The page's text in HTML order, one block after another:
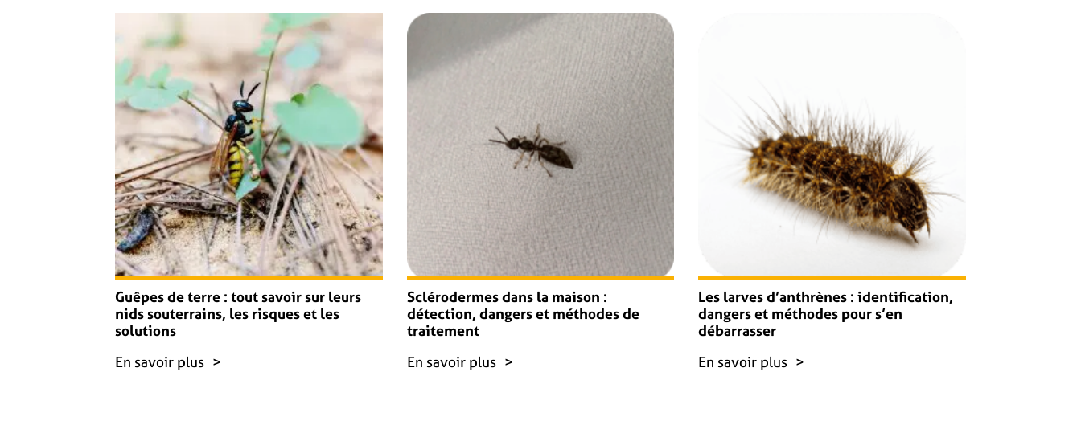
Guêpes de terre : tout savoir sur leurs
nids souterrains, les risques et les
solutions
En savoir plus
Sclérodermes dans la maison :
détection, dangers et méthodes de
traitement
En savoir plus
Les larves d’anthrènes : identification,
dangers et méthodes pour s’en
débarrasser
En savoir plus